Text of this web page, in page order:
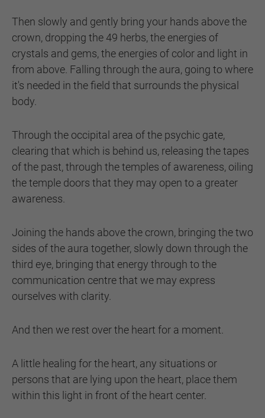
Then slowly and gently bring your hands above the
crown, dropping the 49 herbs, the energies of
crystals and gems, the energies of color and light in
from above. Falling through the aura, going to where
it's needed in the field that surrounds the physical
body.
Through the occipital area of the psychic gate,
clearing that which is behind us, releasing the tapes
of the past, through the temples of awareness, oiling
the temple doors that they may open to a greater
awareness.
Joining the hands above the crown, bringing the two
sides of the aura together, slowly down through the
third eye, bringing that energy through to the
communication centre that we may express
ourselves with clarity.
And then we rest over the heart for a moment.
A little healing for the heart, any situations or
persons that are lying upon the heart, place them
within this light in front of the heart center.